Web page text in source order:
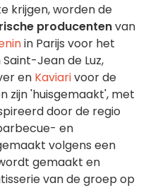
krijgen, worden de
producentenvan
in Parijs voor het
Jean de Luz,
en Kaviarivoor de
zijn 'huisgemaakt', met
door de regio
en
volgens een
gemaakt en
van de groep op